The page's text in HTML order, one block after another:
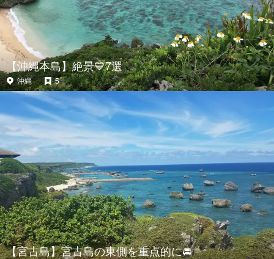
【沖縄本島】絶景💙7選
沖縄 5
【宮古島】宮古島の東側を重点的に🚘